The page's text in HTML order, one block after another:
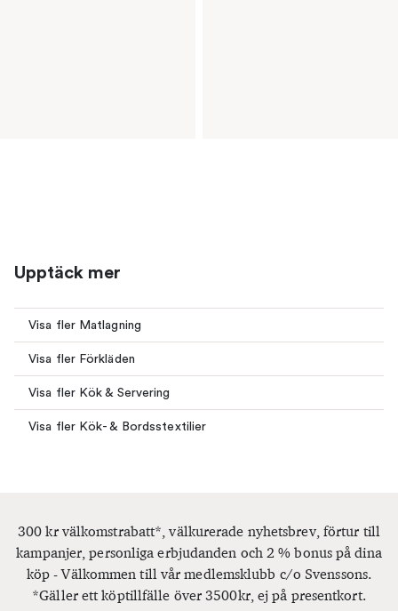
Upptäck mer
Visa fler Matlagning
Visa fler Förkläden
Visa fler Kök & Servering
Visa fler Kök- & Bordsstextilier
300 kr välkomstrabatt*, välkurerade nyhetsbrev, förtur till
kampanjer, personliga erbjudanden och 2 % bonus på dina
köp - Välkommen till vår medlemsklubb c/o Svenssons.
*Gäller ett köptillfälle över 3500kr, ej på presentkort.